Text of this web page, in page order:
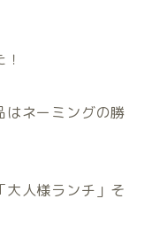
はネーミングの勝
人様ランチ」そ